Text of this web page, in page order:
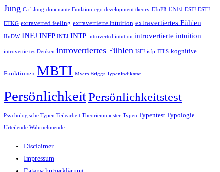
Jung Carl Jung dominante Funktion ego development theory EInFB ENFJ ESFJ ESTJ
ETKG extraverted feeling extravertierte Intuition extravertiertes Fühlen
IInDW INFJ INFP INTJ INTP introverted intution introvertierte intuition
introvertiertes Denken introvertiertes Fühlen ISFJ isfp ITLS kognitive
Funktionen MBTI Myers Briggs Typenindikator
PersönlichkeitPersönlichkeitstest
Psychologische Typen Teilearbeit Theorienminister Typen Typentest Typologie
Urteilende Wahrnehmende
Disclaimer
Impressum